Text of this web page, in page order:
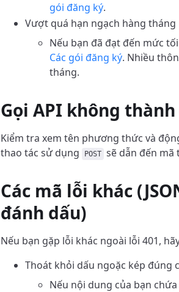
gói đăng ký.
Vượt quá hạn ngạch hàng tháng
Nếu bạn đã đạt đến mức
Các gói đăng ký. Nhiều
tháng.
Gọi API không
Kiểm tra xem tên phương thức và
thao tác sử dụng
POST sẽ dẫn đến mã
Các mã lỗi khác
đánh dấu)
Nếu bạn gặp lỗi khác ngoài lỗi 401,
Thoát khỏi dấu ngoặc kép đúng
Nếu nội dung của bạn